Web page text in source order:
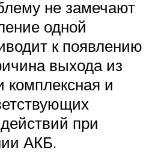
не замечают
одной
к появлению
выхода из
комплексная и
при
АКБ.